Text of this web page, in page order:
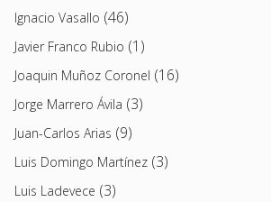
Ignacio Vasallo (46)
Javier Franco Rubio (1)
Joaquin Muñoz Coronel (16)
Jorge Marrero Ávila (3)
Juan-Carlos Arias (9)
Luis Domingo Martínez (3)
Luis Ladevece (3)